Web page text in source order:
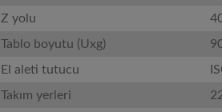
Z yolu
Tablo boyutu (Uxg)
El aleti tutucu
Takım yerleri